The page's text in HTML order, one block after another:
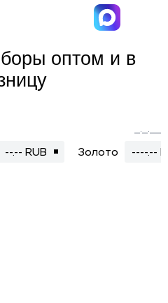
оптом и в
__.__.____
--.-- RUB Золото ----.--